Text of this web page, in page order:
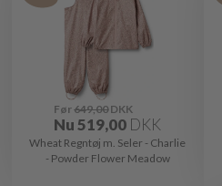
Før649,00DKK
Nu519,00 DKK
Wheat Regntøj m. Seler - Charlie
- Powder Flower Meadow